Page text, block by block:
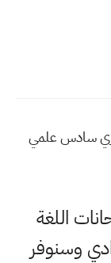
سادس علمي
اللغة
وسنوفر